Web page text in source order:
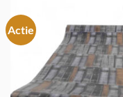
Actie